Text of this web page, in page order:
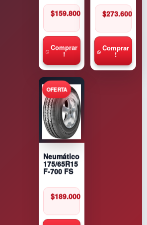
$159.800
Comprar
!
$273.600
Comprar
!
Neumático
175/65R15
F-700 FS
$189.000